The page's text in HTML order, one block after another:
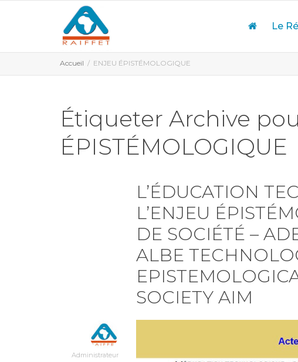
Le
Accueil ENJEU ÉPISTÉMOLOGIQUE
Étiqueter Archive
ÉPISTÉMOLOGIQUE
L’ÉDUCATION
L’ENJEU
DE SOCIÉTÉ –
ALBE
SOCIETY AIM
Administrateur